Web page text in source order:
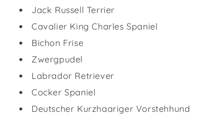
Jack Russell Terrier
Cavalier King Charles Spaniel
Bichon Frise
Zwergpudel
Labrador Retriever
Cocker Spaniel
Deutscher Kurzhaariger Vorstehhund